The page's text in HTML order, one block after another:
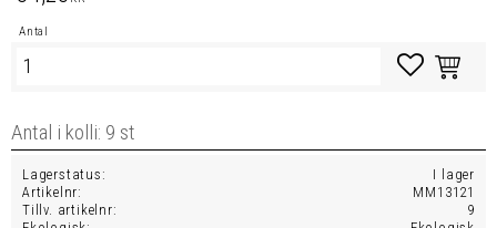
Antal
Lagerstatus
I lager
Artikelnr
MM13121
Tillv. artikelnr
9